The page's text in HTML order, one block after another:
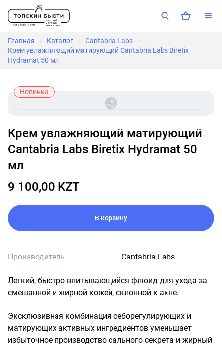
Главная / Каталог / Cantabria Labs /
Крем увлажняющий матирующий Cantabria Labs Biretix
Hydramat 50 мл
Новинка
Крем увлажняющий матирующий
Cantabria Labs Biretix Hydramat 50
мл
9 100,00 KZT
В корзину
Производитель Cantabria Labs
Легкий, быстро впитывающийся флюид для ухода за
смешанной и жирной кожей, склонной к акне.
Эксклюзивная комбинация себорегулирующих и
матирующих активных ингредиентов уменьшает
избыточное производство сального секрета и жирный